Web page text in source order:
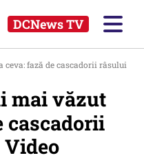
DCNews TV
ceva: fază de cascadorii râsului
mai văzut
cascadorii